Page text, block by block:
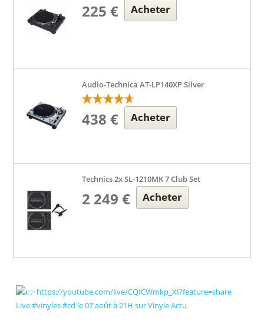
225 € Acheter
Audio-Technica AT-LP140XP Silver
438 € Acheter
Technics 2x SL-1210MK 7 Club Set
2 249 € Acheter
Live #vinyles #cd le 07 août à 21H sur Vinyle Actu